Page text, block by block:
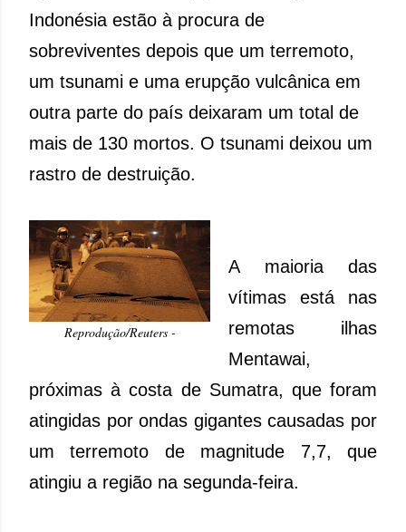
Indonésia estão à procura de
sobreviventes depois que um terremoto,
um tsunami e uma erupção vulcânica em
outra parte do país deixaram um total de
mais de 130 mortos. O tsunami deixou um
rastro de destruição.
Reprodução/Reuters -
A maioria das
vítimas está nas
remotas ilhas
Mentawai,
próximas à costa de Sumatra, que foram
atingidas por ondas gigantes causadas por
um terremoto de magnitude 7,7, que
atingiu a região na segunda-feira.